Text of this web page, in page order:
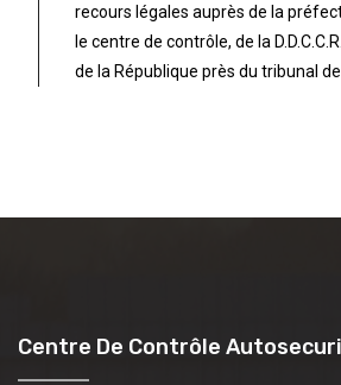
recours légales auprès de la
le centre de contrôle, de la
de la République près du tribunal
Centre De Contrôle